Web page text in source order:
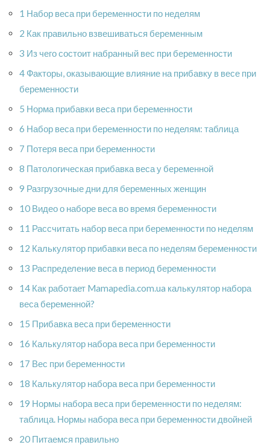
1 Набор веса при беременности по неделям
2 Как правильно взвешиваться беременным
3 Из чего состоит набранный вес при беременности
4 Факторы, оказывающие влияние на прибавку в весе при
беременности
5 Норма прибавки веса при беременности
6 Набор веса при беременности по неделям: таблица
7 Потеря веса при беременности
8 Патологическая прибавка веса у беременной
9 Разгрузочные дни для беременных женщин
10 Видео о наборе веса во время беременности
11 Рассчитать набор веса при беременности по неделям
12 Калькулятор прибавки веса по неделям беременности
13 Распределение веса в период беременности
14 Как работает Mamapedia.com.ua калькулятор набора
веса беременной?
15 Прибавка веса при беременности
16 Калькулятор набора веса при беременности
17 Вес при беременности
18 Калькулятор набора веса при беременности
19 Нормы набора веса при беременности по неделям:
таблица. Нормы набора веса при беременности двойней
20 Питаемся правильно